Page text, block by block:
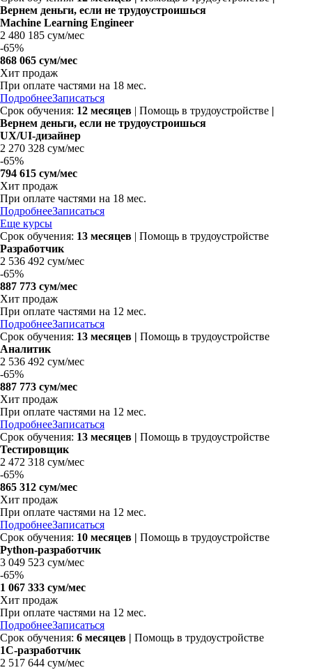
Вернем деньги, если не трудоустроишься
Machine Learning Engineer
2 480 185 сум/мес
-65%
868 065 сум/мес
Хит продаж
При оплате частями на 18 мес.
ПодробнееЗаписаться
Срок обучения: 12 месяцев | Помощь в трудоустройстве |
Вернем деньги, если не трудоустроишься
UX/UI-дизайнер
2 270 328 сум/мес
-65%
794 615 сум/мес
Хит продаж
При оплате частями на 18 мес.
ПодробнееЗаписаться
Еще курсы
Срок обучения: 13 месяцев | Помощь в трудоустройстве
Разработчик
2 536 492 сум/мес
-65%
887 773 сум/мес
Хит продаж
При оплате частями на 12 мес.
ПодробнееЗаписаться
Срок обучения: 13 месяцев | Помощь в трудоустройстве
Аналитик
2 536 492 сум/мес
-65%
887 773 сум/мес
Хит продаж
При оплате частями на 12 мес.
ПодробнееЗаписаться
Срок обучения: 13 месяцев | Помощь в трудоустройстве
Тестировщик
2 472 318 сум/мес
-65%
865 312 сум/мес
Хит продаж
При оплате частями на 12 мес.
ПодробнееЗаписаться
Срок обучения: 10 месяцев | Помощь в трудоустройстве
Python-разработчик
3 049 523 сум/мес
-65%
1 067 333 сум/мес
Хит продаж
При оплате частями на 12 мес.
ПодробнееЗаписаться
Срок обучения: 6 месяцев | Помощь в трудоустройстве
1С-разработчик
2 517 644 сум/мес